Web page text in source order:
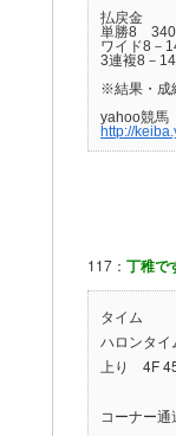
払戻金
単勝8
ワイド8
3連複8－
※結果・成
yahoo競馬
http://
117： 丁稚
タイム
ハロンタ
上り 4F
コーナー通